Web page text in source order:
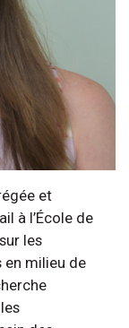
et
à l’École de
les
milieu de